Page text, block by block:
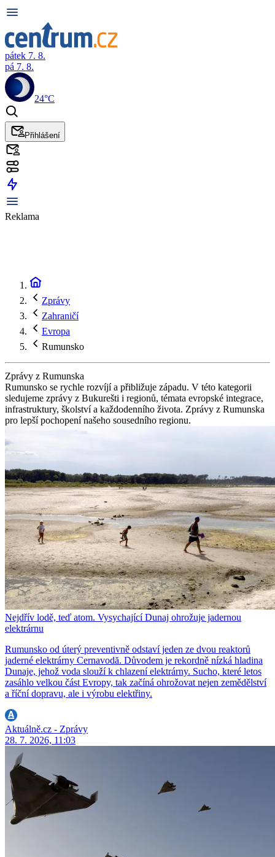
pátek 7. 8.
pá 7. 8.
24°C
Přihlášení
Reklama
Zprávy
Zahraničí
Evropa
Rumunsko
Zprávy z Rumunska
Rumunsko se rychle rozvíjí a přibližuje západu. V této kategorii
sledujeme zprávy z Bukurešti i regionů, témata evropské integrace,
infrastruktury, školství a každodenního života. Zprávy z Rumunska
pro lepší pochopení našeho sousedního regionu.
Nejdřív lodě, teď atom. Vysychající Dunaj ohrožuje jadernou
elektrárnu
Rumunsko od úterý preventivně odstaví jeden ze dvou reaktorů
jaderné elektrárny Cernavodă. Důvodem je rekordně nízká hladina
Dunaje, jehož voda slouží k chlazení elektrárny. Sucho, které letos
zasáhlo velkou část Evropy, tak začíná ohrožovat nejen zemědělství
a říční dopravu, ale i výrobu elektřiny.
Aktuálně.cz - Zprávy
28. 7. 2026, 11:03